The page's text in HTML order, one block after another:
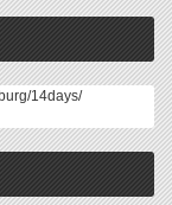
14days/